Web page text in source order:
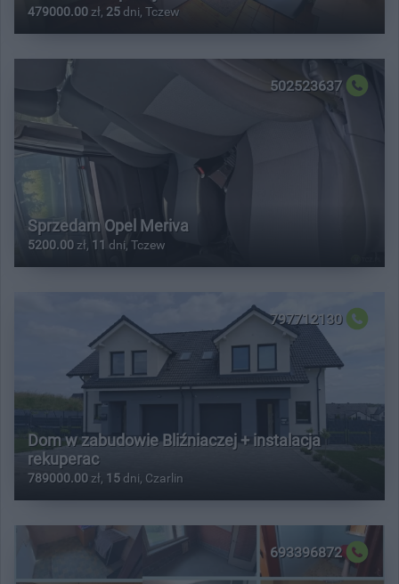
479000.00 zł, 25 dni, Tczew
502523637
Sprzedam Opel Meriva
5200.00 zł, 11 dni, Tczew
797712130
Dom w zabudowie Bliźniaczej + instalacja
rekuperac
789000.00 zł, 15 dni, Czarlin
693396872